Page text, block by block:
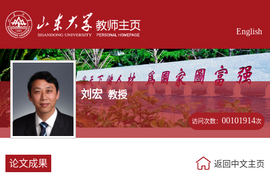
English
刘宏 教授
访问次数：00101914次
论文成果 返回中文主页